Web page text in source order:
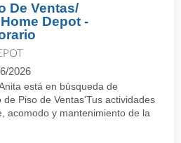
De Ventas/
Depot -
2026
está en búsqueda de
Piso de Ventas'Tus actividades
acomodo y mantenimiento de la